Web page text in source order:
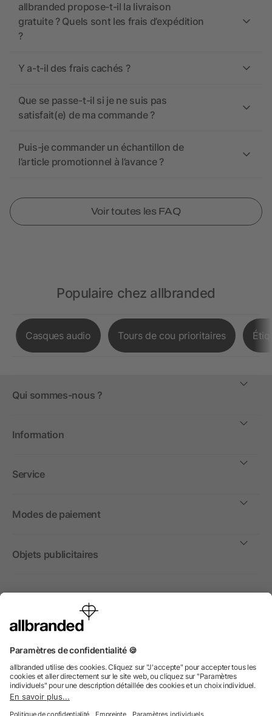
allbranded propose-t-il la livraison
gratuite ? Quels sont les frais d’expédition
?
Y a-t-il des frais cachés ?
Que se passe-t-il si je ne suis pas
satisfait(e) de ma commande ?
Puis-je commander un échantillon de
l’article promotionnel à l’avance ?
Voir toutes les FAQ
Populaire chez allbranded
Casques audio Tours de cou prioritaires
Qui sommes-nous ?
Information
Service
Modes de paiement
Objets publicitaires
International